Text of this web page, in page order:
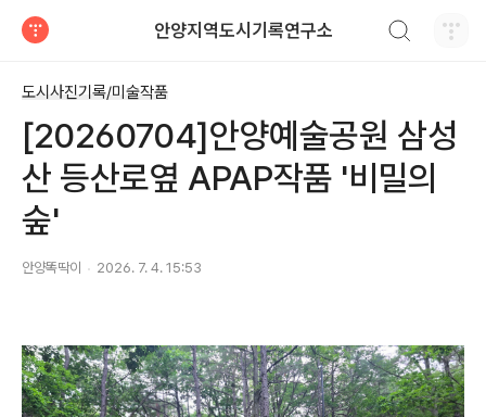
안양지역도시기록연구소
도시사진기록/미술작품
[20260704]안양예술공원 삼성
산 등산로옆 APAP작품 '비밀의
숲'
안양똑딱이 2026. 7. 4. 15:53